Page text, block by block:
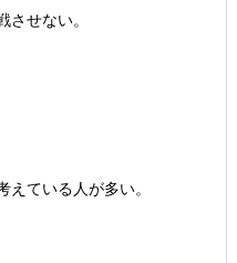
せない。
ている人が多い。